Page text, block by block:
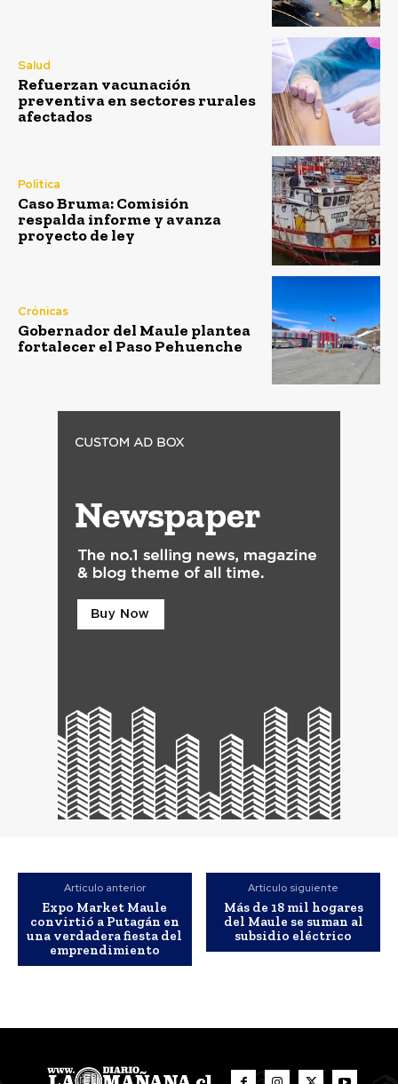
Salud
Refuerzan vacunación
preventiva en sectores rurales
afectados
Política
Caso Bruma: Comisión
respalda informe y avanza
proyecto de ley
Crónicas
Gobernador del Maule plantea
fortalecer el Paso Pehuenche
Artículo anterior
Expo Market Maule
convirtió a Putagán en
una verdadera fiesta del
emprendimiento
Artículo siguiente
Más de 18 mil hogares
del Maule se suman al
subsidio eléctrico